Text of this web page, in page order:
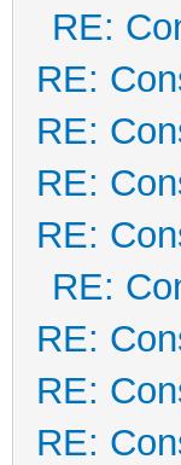
RE:
RE:
RE:
RE:
RE:
RE:
RE:
RE:
RE: